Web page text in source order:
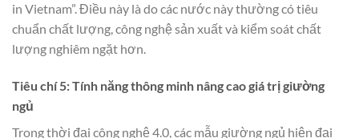
in Vietnam”. Điều này là do các nước này thường có tiêu
chuẩn chất lượng, công nghệ sản xuất và kiểm soát chất
lượng nghiêm ngặt hơn.
Tiêu chí 5: Tính năng thông minh nâng cao giá trị giường
ngủ
Trong thời đại công nghệ 4.0, các mẫu giường ngủ hiện đại